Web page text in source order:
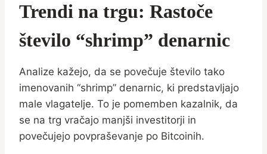
Trendi na trgu: Rastoče
število “shrimp” denarnic
Analize kažejo, da se povečuje število tako
imenovanih “shrimp” denarnic, ki predstavljajo
male vlagatelje. To je pomemben kazalnik, da
se na trg vračajo manjši investitorji in
povečujejo povpraševanje po Bitcoinih.